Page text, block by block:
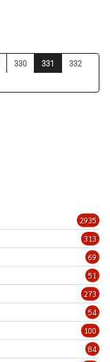
330 331
332
2935
313
69
51
273
54
100
84